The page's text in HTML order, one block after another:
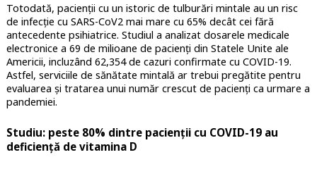
Totodată, pacienții cu un istoric de tulburări mintale au un risc
de infecție cu SARS-CoV2 mai mare cu 65% decât cei fără
antecedente psihiatrice. Studiul a analizat dosarele medicale
electronice a 69 de milioane de pacienți din Statele Unite ale
Americii, incluzând 62,354 de cazuri confirmate cu COVID-19.
Astfel, serviciile de sănătate mintală ar trebui pregătite pentru
evaluarea și tratarea unui număr crescut de pacienți ca urmare a
pandemiei.
Studiu: peste 80% dintre pacienții cu COVID-19 au
deficiență de vitamina D